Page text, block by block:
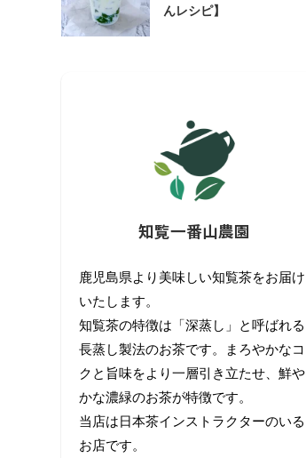
んレシピ】
知覧一番山農園
鹿児島県より美味しい知覧茶をお届け
いたします。
知覧茶の特徴は「深蒸し」と呼ばれる
長蒸し製法のお茶です。まろやかなコ
クと旨味をより一層引き立たせ、鮮や
かな濃緑のお茶が特徴です。
当店は日本茶インストラクターのいる
お店です。